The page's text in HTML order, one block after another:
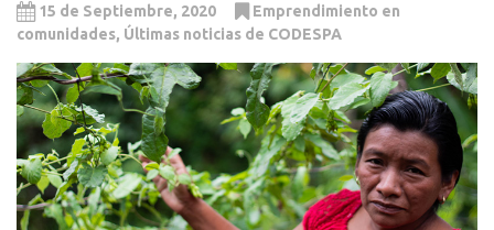
15 de Septiembre, 2020
Emprendimiento en
comunidades, Últimas noticias de CODESPA